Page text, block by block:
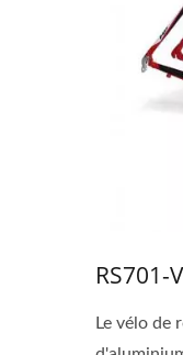
RS701-
Le vélo de